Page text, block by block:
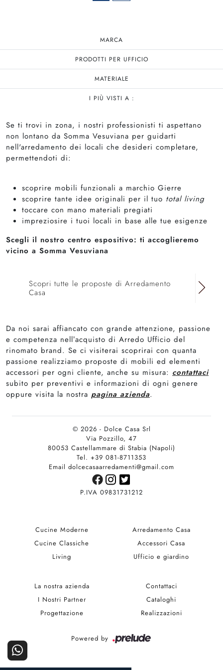
MARCA
PRODOTTI PER UFFICIO
MATERIALE
I PIÙ VISTI A :
Se ti trovi in zona, i nostri professionisti ti aspettano
non lontano da Somma Vesuviana per guidarti
nell'arredamento dei locali che desideri completare,
permettendoti di:
scoprire mobili funzionali a marchio Gierre
scoprire tante idee originali per il tuo total living
toccare con mano materiali pregiati
impreziosire i tuoi locali in base alle tue esigenze
Scegli il nostro centro espositivo: ti accoglieremo
vicino a Somma Vesuviana
Scopri tutte le proposte di Arredamento
Casa
Da noi sarai affiancato con grande attenzione, passione
e competenza nell’acquisto di Arredo Ufficio del
rinomato brand. Se ci visiterai scoprirai con quanta
passione realizziamo proposte di mobili ed elementi
accessori per ogni cliente, anche su misura: contattaci
subito per preventivi e informazioni di ogni genere
oppure visita la nostra pagina azienda.
© 2026 - Dolce Casa Srl
Via Pozzillo, 47
80053 Castellammare di Stabia (Napoli)
Tel. +39 081-8711353
Email dolcecasaarredamenti@gmail.com
P.IVA 09831731212
Cucine Moderne
Cucine Classiche
Living
Arredamento Casa
Accessori Casa
Ufficio e giardino
La nostra azienda
I Nostri Partner
Progettazione
Contattaci
Cataloghi
Realizzazioni
Powered by